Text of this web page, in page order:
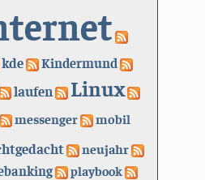
kde Kindermund
laufen Linux
messenger mobil
neujahr
playbook